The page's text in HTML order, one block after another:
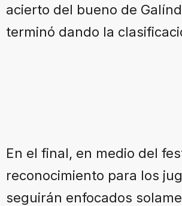
acierto del bueno de
terminó dando la
En el final, en medio del
reconocimiento para los
seguirán enfocados